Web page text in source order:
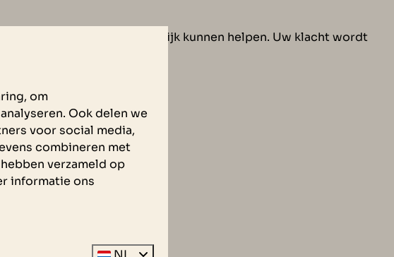
zodat wij u zo goed mogelijk kunnen helpen. Uw klacht wordt
om
Ook delen we
voor social media,
combineren met
verzameld op
informatie ons